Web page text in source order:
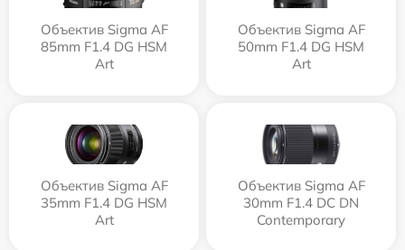
Объектив Sigma AF
85mm F1.4 DG HSM
Art
Объектив Sigma AF
50mm F1.4 DG HSM
Art
Объектив Sigma AF
35mm F1.4 DG HSM
Art
Объектив Sigma AF
30mm F1.4 DC DN
Contemporary